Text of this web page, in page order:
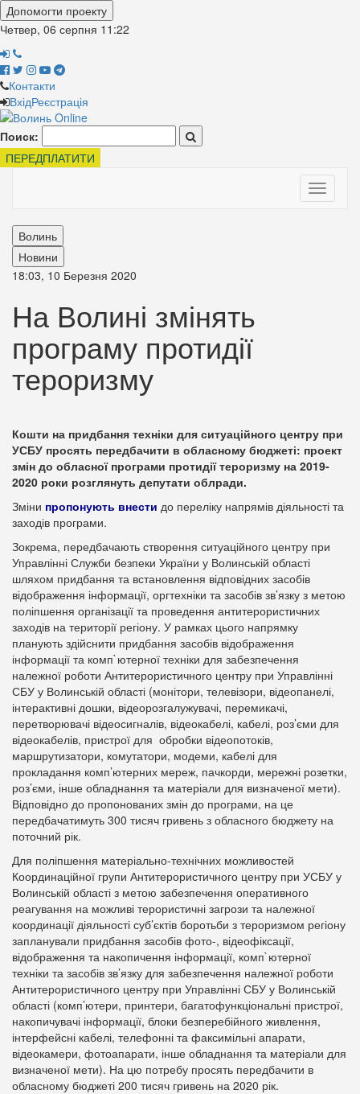
Допомогти проекту
Четвер, 06 серпня 11:22
Контакти
ВхідРеєстрація
Поиск:
ПЕРЕДПЛАТИТИ
Toggle
Волинь
Новини
18:03, 10 Березня 2020
На Волині змінять
програму протидії
тероризму
Кошти на придбання техніки для ситуаційного центру при
УСБУ просять передбачити в обласному бюджеті: проект
змін до обласної програми протидії тероризму на 2019-
2020 роки розглянуть депутати облради.
Зміни пропонують внести до переліку напрямів діяльності та
заходів програми.
Зокрема, передбачають створення ситуаційного центру при
Управлінні Служби безпеки України у Волинській області
шляхом придбання та встановлення відповідних засобів
відображення інформації, оргтехніки та засобів зв’язку з метою
поліпшення організації та проведення антитерористичних
заходів на території регіону. У рамках цього напрямку
планують здійснити придбання засобів відображення
інформації та комп`ютерної техніки для забезпечення
належної роботи Антитерористичного центру при Управлінні
СБУ у Волинській області (монітори, телевізори, відеопанелі,
інтерактивні дошки, відеорозгалужувачі, перемикачі,
перетворювачі відеосигналів, відеокабелі, кабелі, роз’єми для
відеокабелів, пристрої для обробки відеопотоків,
маршрутизатори, комутатори, модеми, кабелі для
прокладання комп’ютерних мереж, пачкорди, мережні розетки,
роз’єми, інше обладнання та матеріали для визначеної мети).
Відповідно до пропонованих змін до програми, на це
передбачатимуть 300 тисяч гривень з обласного бюджету на
поточний рік.
Для поліпшення матеріально-технічних можливостей
Координаційної групи Антитерористичного центру при УСБУ у
Волинській області з метою забезпечення оперативного
реагування на можливі терористичні загрози та належної
координації діяльності суб’єктів боротьби з тероризмом регіону
запланували придбання засобів фото-, відеофіксації,
відображення та накопичення інформації, комп`ютерної
техніки та засобів зв’язку для забезпечення належної роботи
Антитерористичного центру при Управлінні СБУ у Волинській
області (комп’ютери, принтери, багатофункціональні пристрої,
накопичувачі інформації, блоки безперебійного живлення,
інтерфейсні кабелі, телефонні та факсимільні апарати,
відеокамери, фотоапарати, інше обладнання та матеріали для
визначеної мети). На цю потребу просять передбачити в
обласному бюджеті 200 тисяч гривень на 2020 рік.